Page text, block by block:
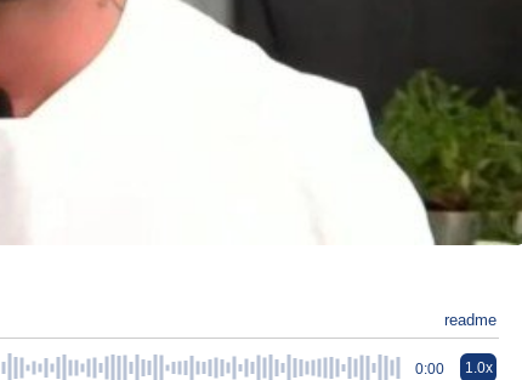
readme
0:00 1.0x